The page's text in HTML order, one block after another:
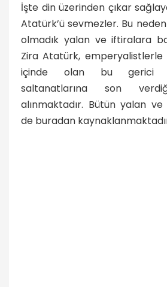
İşte din üzerinden çıkar
Atatürk’ü sevmezler. Bu
olmadık yalan ve iftiralara
Zira Atatürk,
içinde olan bu gerici
saltanatlarına son
alınmaktadır. Bütün yalan
de buradan